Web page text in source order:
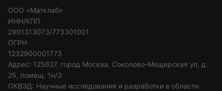
ООО «Матклаб»
ИНН/КПП
2901313073/773301001
ОГРН
1232900001773
Адрес: 125627, город Москва, Соколово-Мещерская ул, д.
25, помещ. 1н/3
ОКВЭД: Научные исследования и разработки в области